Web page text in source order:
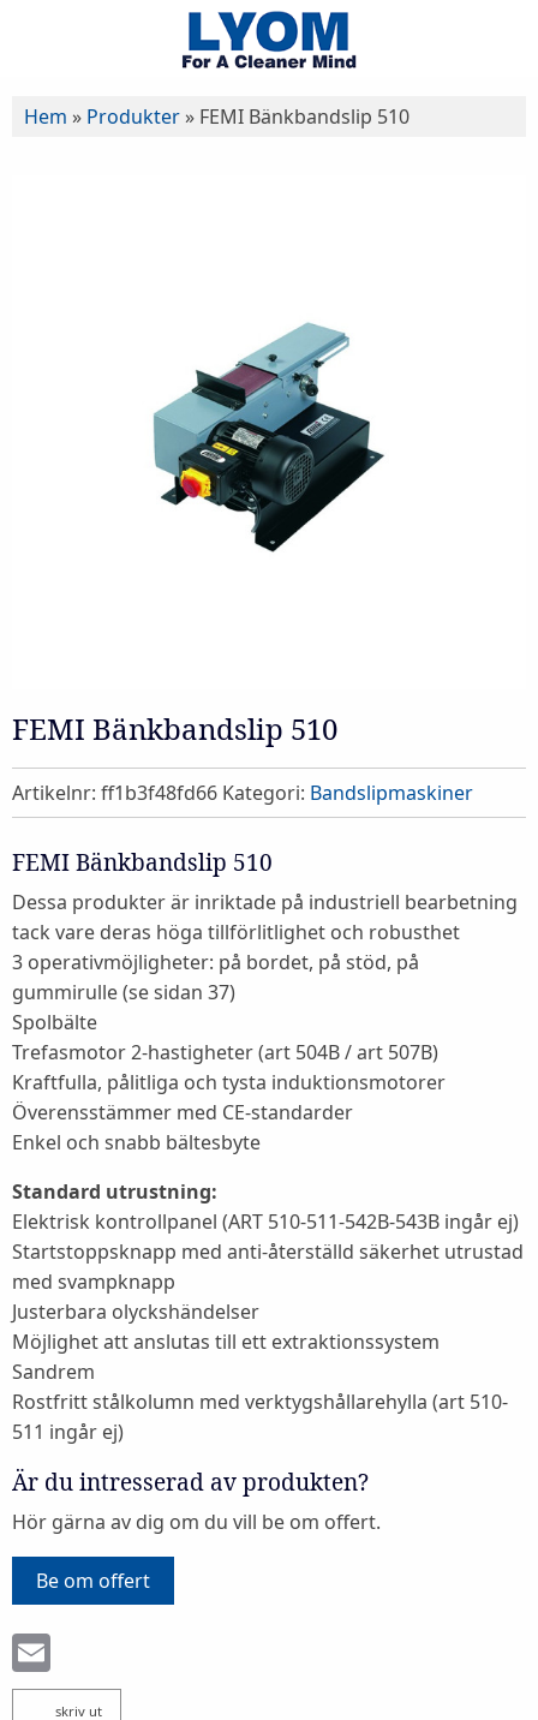
Hem » Produkter » FEMI Bänkbandslip 510
FEMI Bänkbandslip 510
Artikelnr: ff1b3f48fd66 Kategori: Bandslipmaskiner
FEMI Bänkbandslip 510
Dessa produkter är inriktade på industriell bearbetning
tack vare deras höga tillförlitlighet och robusthet
3 operativmöjligheter: på bordet, på stöd, på
gummirulle (se sidan 37)
Spolbälte
Trefasmotor 2-hastigheter (art 504B / art 507B)
Kraftfulla, pålitliga och tysta induktionsmotorer
Överensstämmer med CE-standarder
Enkel och snabb bältesbyte
Standard utrustning:
Elektrisk kontrollpanel (ART 510-511-542B-543B ingår ej)
Startstoppsknapp med anti-återställd säkerhet utrustad
med svampknapp
Justerbara olyckshändelser
Möjlighet att anslutas till ett extraktionssystem
Sandrem
Rostfritt stålkolumn med verktygshållarehylla (art 510-
511 ingår ej)
Är du intresserad av produkten?
Hör gärna av dig om du vill be om offert.
Be om offert
skriv ut